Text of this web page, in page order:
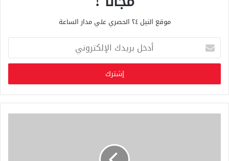
موقع النيل ٢٤ الحصري علي مدار الساعة
خ
ب
ر
ي
د